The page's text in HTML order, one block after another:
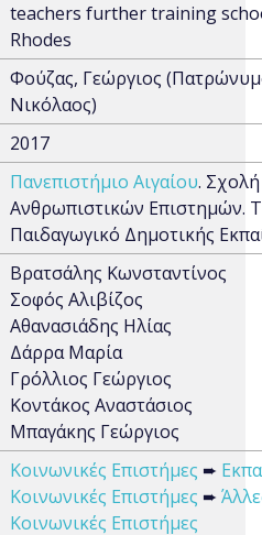
teachers further training
Rhodes
Φούζας, Γεώργιος
Νικόλαος)
2017
Πανεπιστήμιο Αιγαίου. Σχολή
Ανθρωπιστικών Επιστημών.
Παιδαγωγικό Δημοτικής
Βρατσάλης Κωνσταντίνος
Σοφός Αλιβίζος
Αθανασιάδης Ηλίας
Δάρρα Μαρία
Γρόλλιος Γεώργιος
Κοντάκος Αναστάσιος
Μπαγάκης Γεώργιος
Κοινωνικές Επιστήμες ➨
Κοινωνικές Επιστήμες ➨
Κοινωνικές Επιστήμες